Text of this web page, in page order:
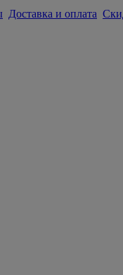
Доставка и оплата